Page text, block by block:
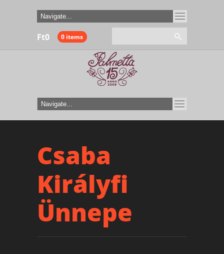
0
Ft 0 items
Csaba
Királyfi
Ünnepe